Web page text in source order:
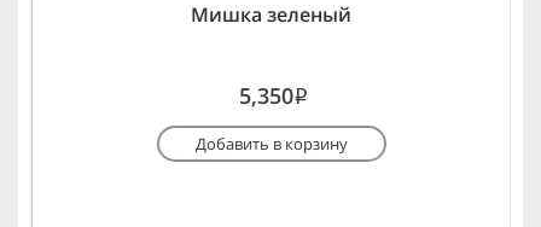
Мишка зеленый
5,350i
Добавить в корзину